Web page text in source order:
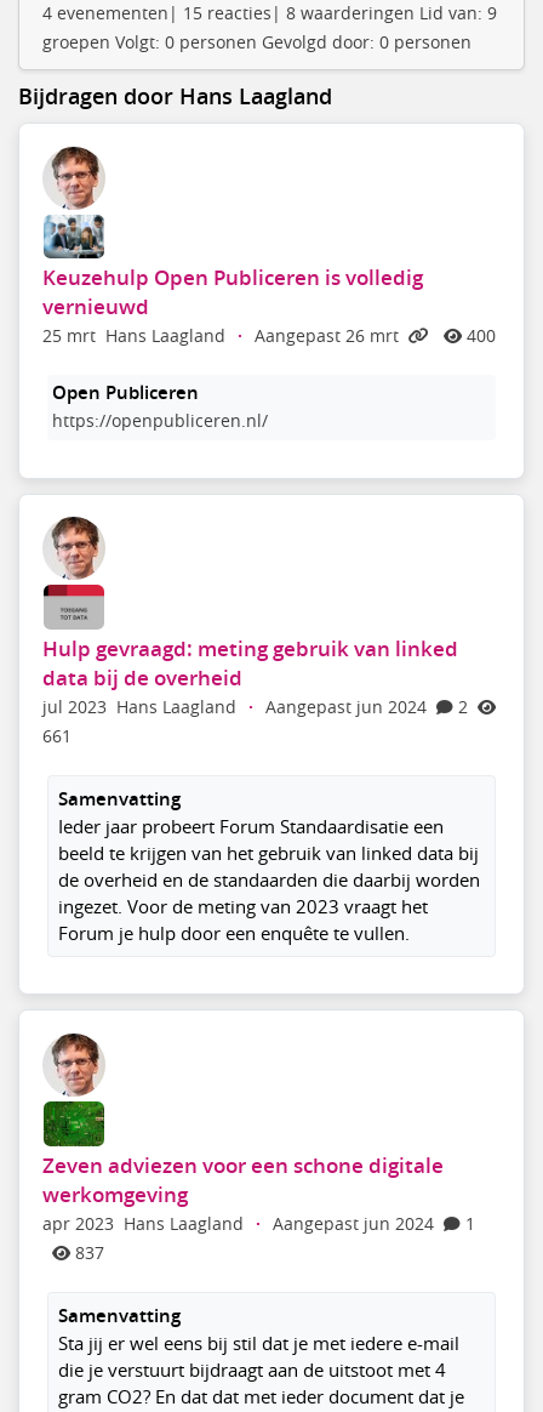
4 evenementen| 15 reacties| 8 waarderingen Lid van: 9
groepen Volgt: 0 personen Gevolgd door: 0 personen
Bijdragen door Hans Laagland
Keuzehulp Open Publiceren is volledig
vernieuwd
25 mrt Hans Laagland · Aangepast 26 mrt 400
Open Publiceren
https://openpubliceren.nl/
Hulp gevraagd: meting gebruik van linked
data bij de overheid
jul 2023 Hans Laagland · Aangepast jun 2024
2
661
Samenvatting
Ieder jaar probeert Forum Standaardisatie een
beeld te krijgen van het gebruik van linked data bij
de overheid en de standaarden die daarbij worden
ingezet. Voor de meting van 2023 vraagt het
Forum je hulp door een enquête te vullen.
Zeven adviezen voor een schone digitale
werkomgeving
apr 2023 Hans Laagland · Aangepast jun 2024
1
837
Samenvatting
Sta jij er wel eens bij stil dat je met iedere e-mail
die je verstuurt bijdraagt aan de uitstoot met 4
gram CO2? En dat dat met ieder document dat je